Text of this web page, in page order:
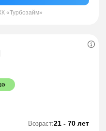
«Турбозайм»
Возраст:21 - 70 лет